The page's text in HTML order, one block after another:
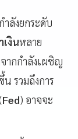
ำลังยกระดับ
เงินหลาย
ากกำลังเผชิญ
รวมถึงการ
Fed) อาจจะ